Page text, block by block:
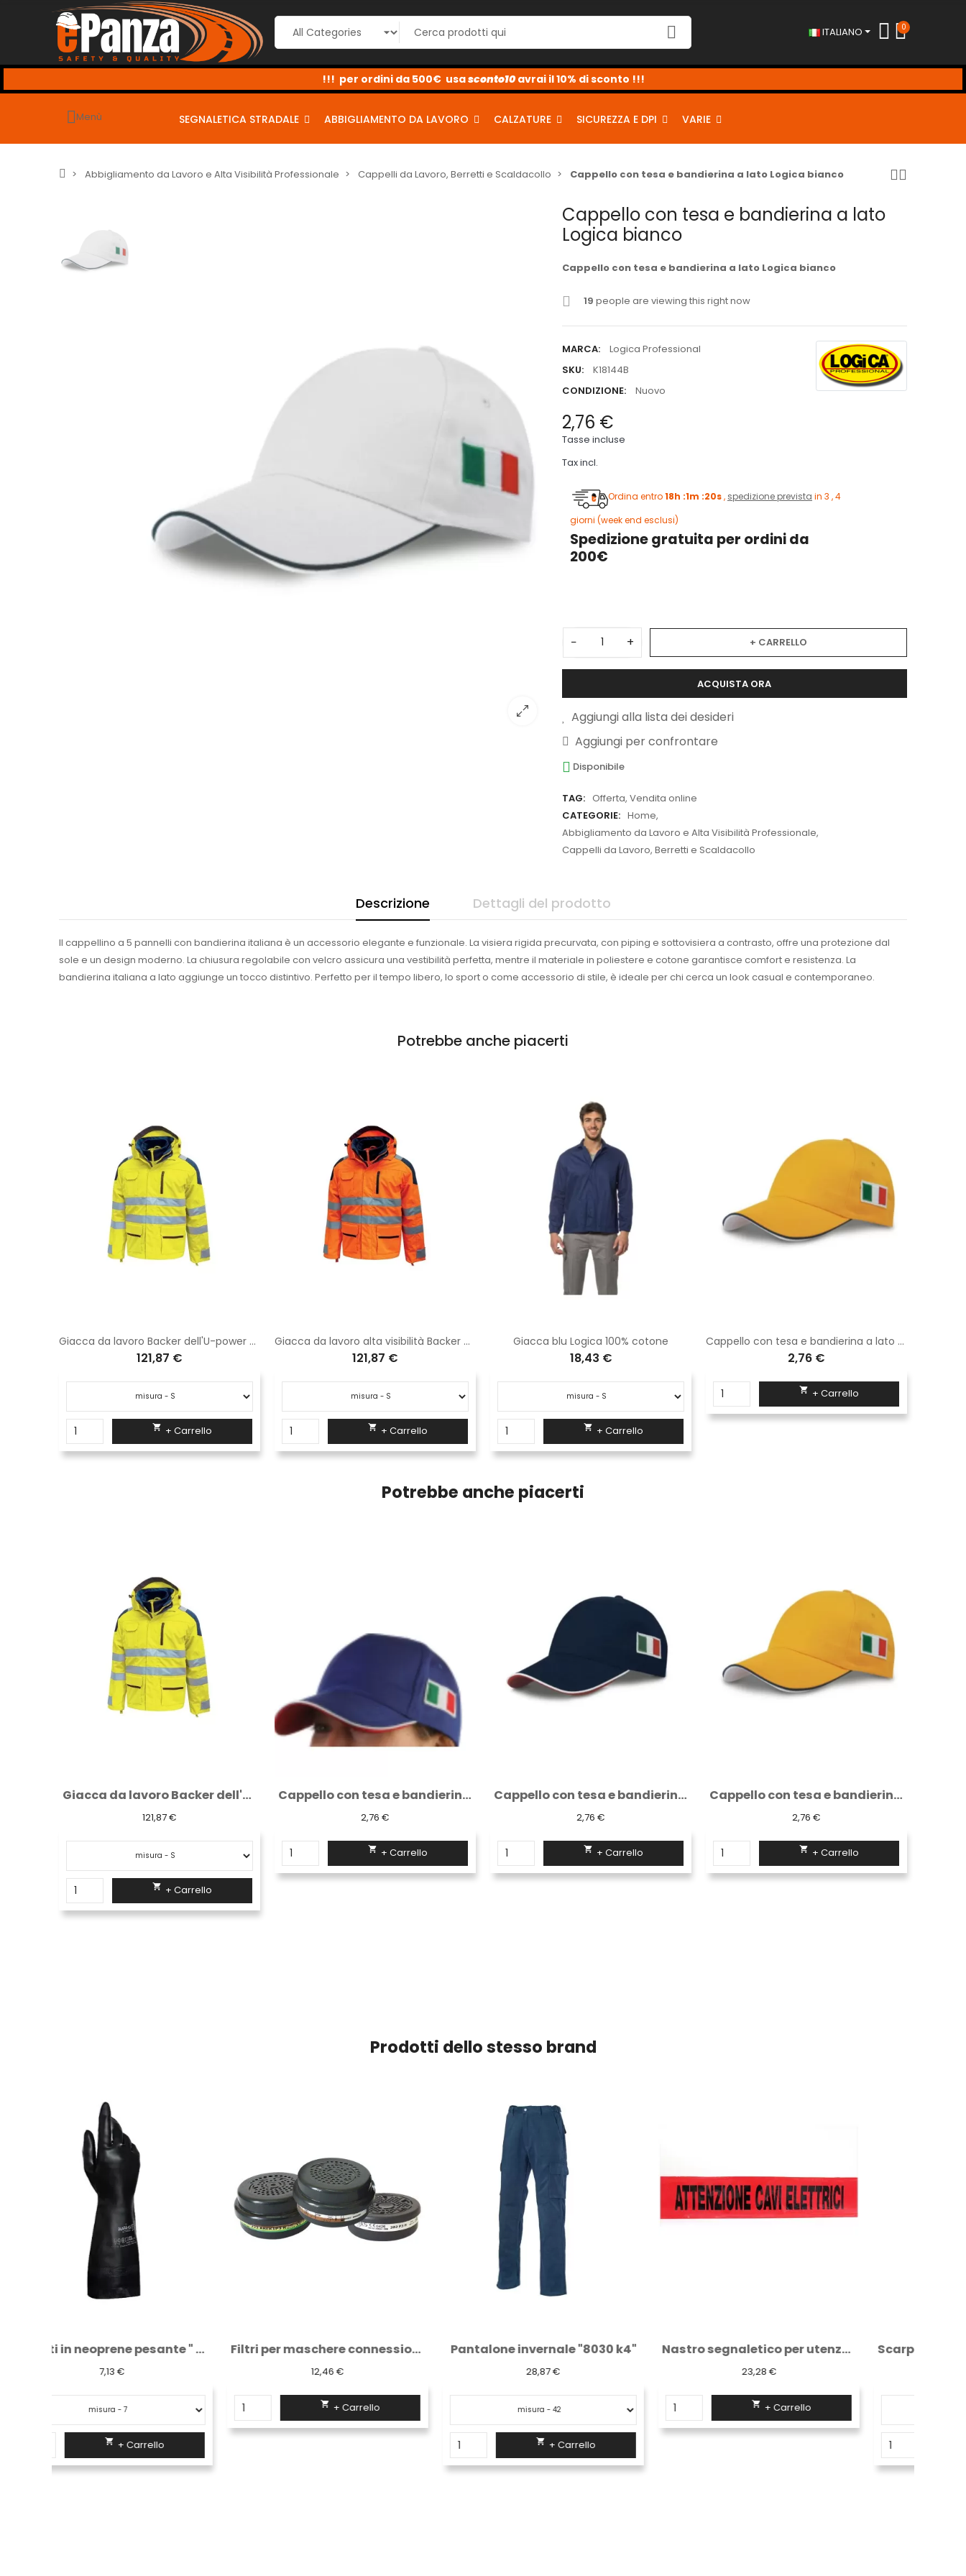
ITALIANO 0
seguenti coupon per sconti dal 2% al 10% <-
sconto2
sconto5
sconto10
Menù SEGNALETICA STRADALE ABBIGLIAMENTO DA LAVORO CALZATURE SICUREZZA E DPI VARIE
Abbigliamento da Lavoro e Alta Visibilità Professionale Cappelli da Lavoro, Berretti e Scaldacollo Cappello con tesa e bandierina a lato Logica bianco
Cappello con tesa e bandierina a lato
Logica bianco
Cappello con tesa e bandierina a lato Logica bianco
19 people are viewing this right now
MARCA:
Logica Professional
SKU:
K18144B
CONDIZIONE:
Nuovo
2,76 €
Tasse incluse
Tax incl.
Ordina entro18h :1m :19s,spedizione previstain 3 , 4
giorni (week end esclusi)
Spedizione gratuita per ordini da
200€
− + + CARRELLO
ACQUISTA ORA
Aggiungi alla lista dei desideri
Aggiungi per confrontare
Disponibile
TAG: Offerta, Vendita online
CATEGORIE: Home,
Abbigliamento da Lavoro e Alta Visibilità Professionale,
Cappelli da Lavoro, Berretti e Scaldacollo
Descrizione Dettagli del prodotto
Il cappellino a 5 pannelli con bandierina italiana è un accessorio elegante e funzionale. La visiera rigida precurvata, con piping e sottovisiera a contrasto, offre una protezione dal
sole e un design moderno. La chiusura regolabile con velcro assicura una vestibilità perfetta, mentre il materiale in poliestere e cotone garantisce comfort e resistenza. La
bandierina italiana a lato aggiunge un tocco distintivo. Perfetto per il tempo libero, lo sport o come accessorio di stile, è ideale per chi cerca un look casual e contemporaneo.
Potrebbe anche piacerti
Giacca da lavoro Backer dell'U-power yellow fluo HL162YF
121,87 €
 + Carrello
Giacca da lavoro alta visibilità Backer dell'U-power orange fluo HL162OF
121,87 €
 + Carrello
Giacca blu Logica 100% cotone
18,43 €
 + Carrello
Cappello con tesa e bandierina a lato Logica giallo
2,76 €
 + Carrello
Potrebbe anche piacerti
Giacca da lavoro Backer dell'U-power...
121,87 €
 + Carrello
Cappello con tesa e bandierina a lato...
2,76 €
 + Carrello
Cappello con tesa e bandierina a lato...
2,76 €
 + Carrello
Cappello con tesa e bandierina a lato...
2,76 €
 + Carrello
Prodotti dello stesso brand
Filtri per maschere connessione a baionetta
+ Carrello
Pantalone invernale "8030 k4" Nastro segnaletico per utenze 200 m...
+ Carrello
Scarpe antinfortunistiche " praga " s3